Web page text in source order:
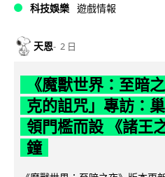
科技娛樂 遊戲情報
天恩 2 日
《魔獸世界：至暗
克的詛咒」專訪：
領門檻而設 《諸王
鐘